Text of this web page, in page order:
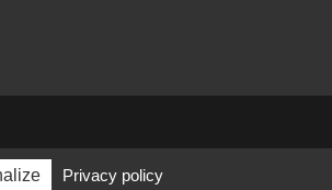
Privacy policy